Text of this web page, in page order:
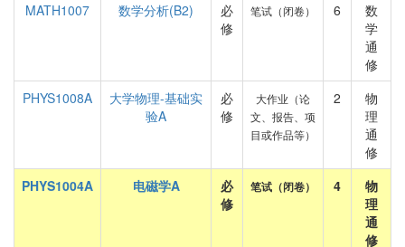
MATH1007
数学分析(B2)
必
修
笔试（闭卷） 6
数
学
通
修
PHYS1008A
大学物理-基础实
验A
必
修
大作业（论
文、报告、项
目或作品等）
2
物
理
通
修
PHYS1004A
电磁学A
必
修
笔试（闭卷） 4
物
理
通
修